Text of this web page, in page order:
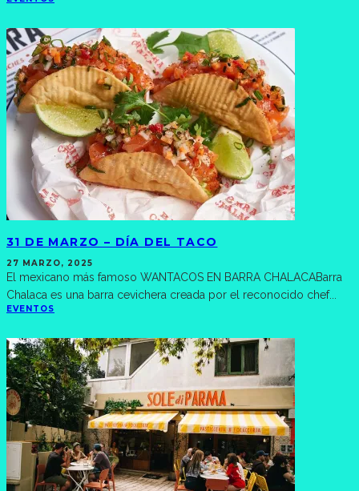
31 DE MARZO – DÍA DEL TACO
27 MARZO, 2025
El mexicano más famoso WANTACOS EN BARRA CHALACABarra
Chalaca es una barra cevichera creada por el reconocido chef...
EVENTOS